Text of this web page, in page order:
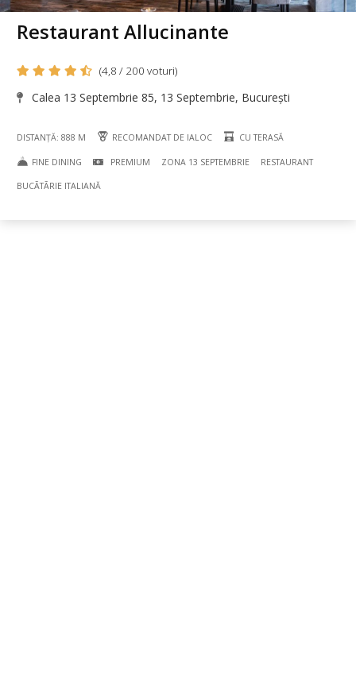
Restaurant Allucinante
(4,8 / 200 voturi)
Calea 13 Septembrie 85, 13 Septembrie, București
DISTANȚĂ: 888 M RECOMANDAT DE IALOC CU TERASĂ
FINE DINING PREMIUM ZONA 13 SEPTEMBRIE RESTAURANT
BUCÃTÃRIE ITALIANĂ